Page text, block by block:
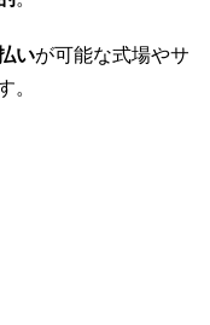
いが可能な式場やサ
。